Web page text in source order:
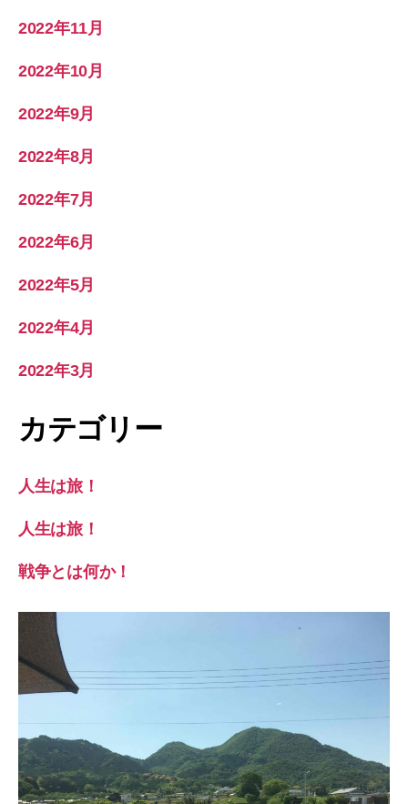
2022年11月
2022年10月
2022年9月
2022年8月
2022年7月
2022年6月
2022年5月
2022年4月
2022年3月
カテゴリー
人生は旅！
人生は旅！
戦争とは何か！